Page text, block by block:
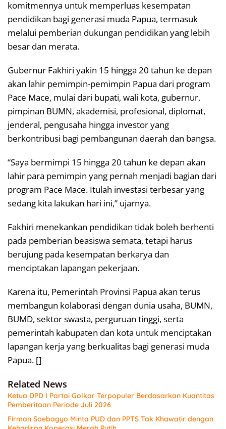
komitmennya untuk memperluas kesempatan
pendidikan bagi generasi muda Papua, termasuk
melalui pemberian dukungan pendidikan yang lebih
besar dan merata.
Gubernur Fakhiri yakin 15 hingga 20 tahun ke depan
akan lahir pemimpin-pemimpin Papua dari program
Pace Mace, mulai dari bupati, wali kota, gubernur,
pimpinan BUMN, akademisi, profesional, diplomat,
jenderal, pengusaha hingga investor yang
berkontribusi bagi pembangunan daerah dan bangsa.
“Saya bermimpi 15 hingga 20 tahun ke depan akan
lahir para pemimpin yang pernah menjadi bagian dari
program Pace Mace. Itulah investasi terbesar yang
sedang kita lakukan hari ini,” ujarnya.
Fakhiri menekankan pendidikan tidak boleh berhenti
pada pemberian beasiswa semata, tetapi harus
berujung pada kesempatan berkarya dan
menciptakan lapangan pekerjaan.
Karena itu, Pemerintah Provinsi Papua akan terus
membangun kolaborasi dengan dunia usaha, BUMN,
BUMD, sektor swasta, perguruan tinggi, serta
pemerintah kabupaten dan kota untuk menciptakan
lapangan kerja yang berkualitas bagi generasi muda
Papua. []
Related News
Ketua DPD I Partai Golkar Terpopuler Berdasarkan Kuantitas
Pemberitaan Periode Juli 2026
Firman Soebagyo Minta PUD dan PPTS Tak Khawatir dengan